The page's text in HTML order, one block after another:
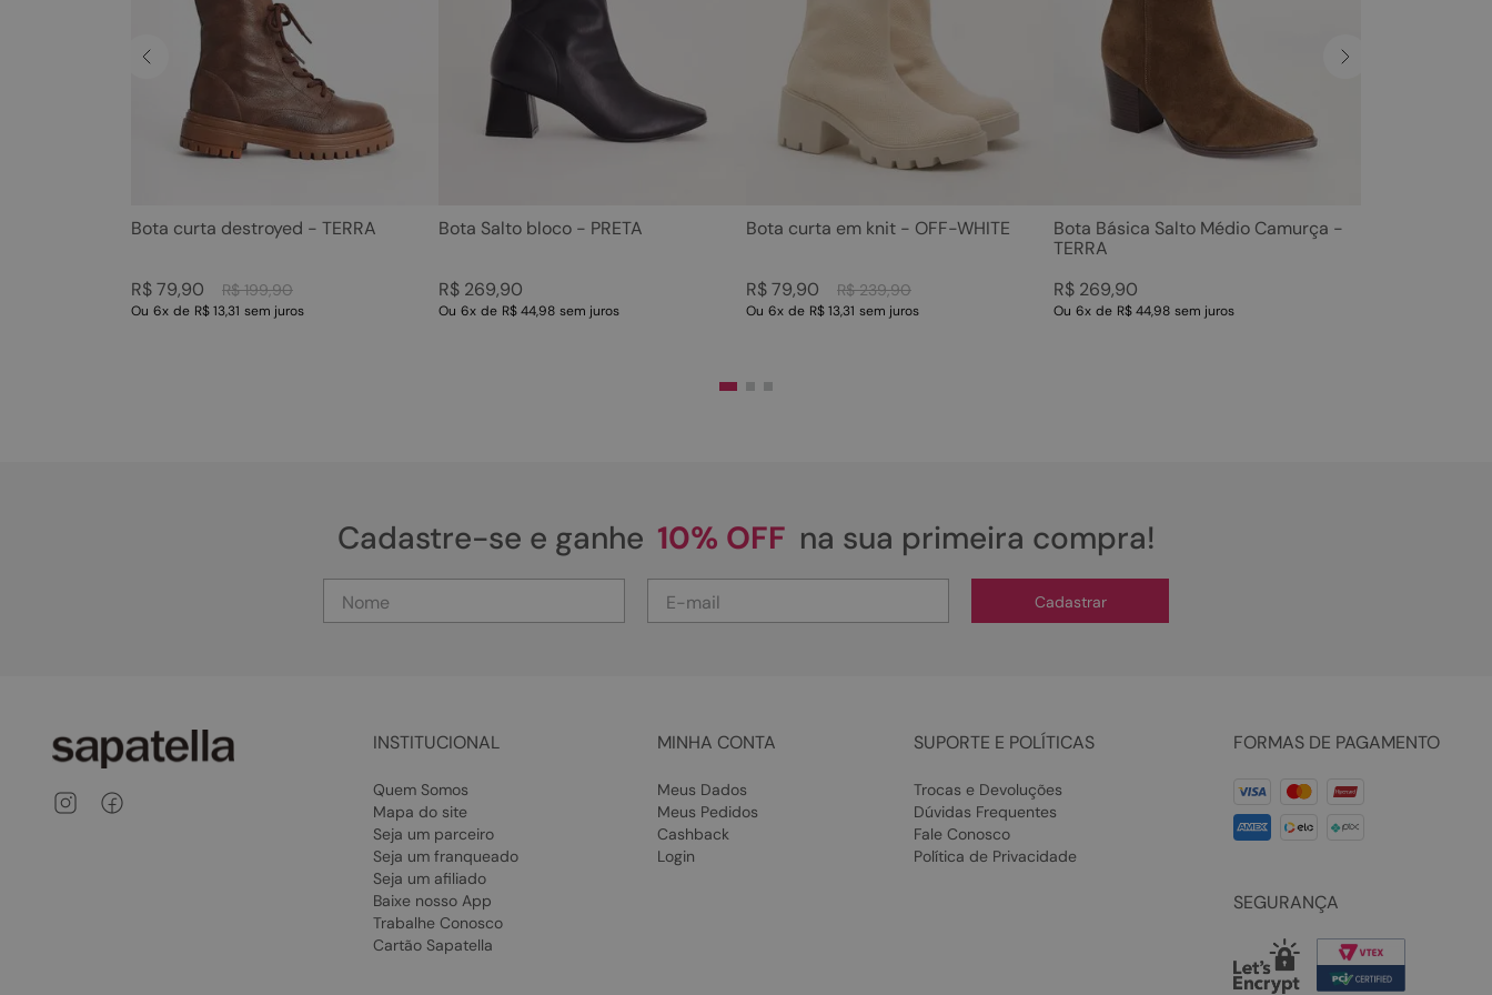
Bota curta destroyed - TERRA
R$ 199,90
R$79,90
Ou 6x de R$ 13,31 sem juros
Bota Salto bloco - PRETA
R$ 269,90
Ou 6x de R$ 44,98 sem juros
Bota curta em knit - OFF-WHITE
R$ 239,90
R$79,90
Ou 6x de R$ 13,31 sem juros
Bota Básica Salto Médio Camurça -
TERRA
R$ 269,90
Ou 6x de R$ 44,98 sem juros
Cadastre-se e ganhe 10% OFF na sua primeira compra!
Cadastrar
INSTITUCIONAL
Quem Somos
Mapa do site
Seja um parceiro
Seja um franqueado
Seja um afiliado
Baixe nosso App
Trabalhe Conosco
Cartão Sapatella
MINHA CONTA
Meus Dados
Meus Pedidos
Cashback
Login
SUPORTE E POLÍTICAS
Trocas e Devoluções
Dúvidas Frequentes
Fale Conosco
Política de Privacidade
FORMAS DE PAGAMENTO
SEGURANÇA
sandalia
tamanco
bolsa
sapatilha